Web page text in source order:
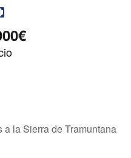
la Sierra de Tramuntana